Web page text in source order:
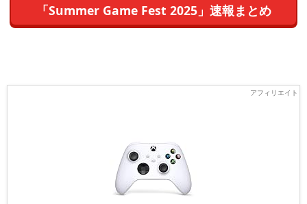
「Summer Game Fest 2025」速報まとめ